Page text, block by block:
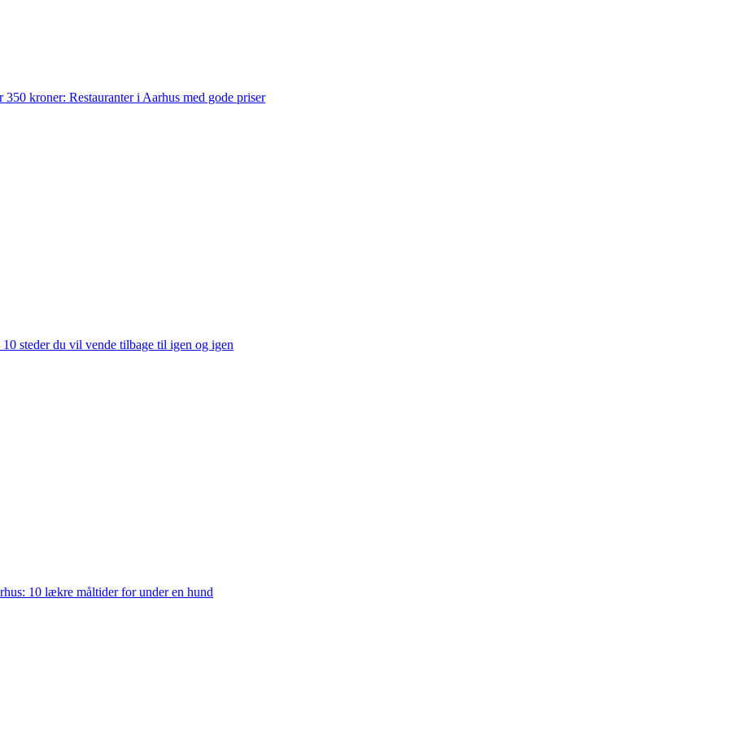
350 kroner: Restauranter i Aarhus med gode priser
steder du vil vende tilbage til igen og igen
10 lækre måltider for under en hund